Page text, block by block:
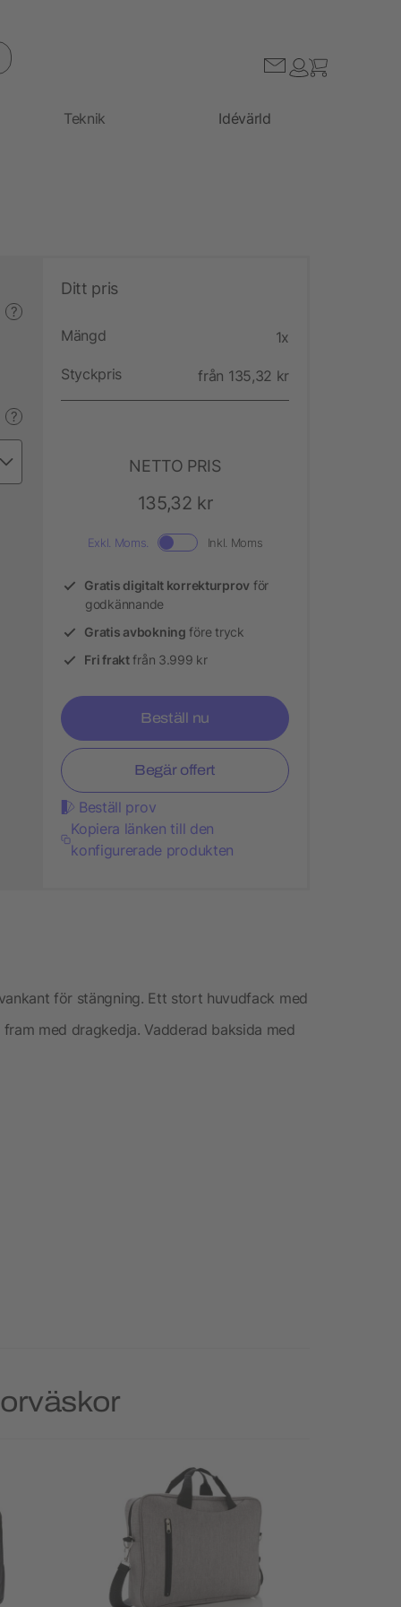
Teknik Idévärld
?
?
Ditt pris
Mängd 1x
Styckpris från 135,32 kr
NETTO PRIS
135,32 kr
Exkl. Moms. Inkl. Moms
Gratis digitalt korrekturprov för
godkännande
Gratis avbokning före tryck
Fri fraktfrån 3.999 kr
Beställ nu
Begär offert
Beställ prov
Kopiera länken till den
konfigurerade produkten
för stängning. Ett stort huvudfack med
med dragkedja. Vadderad baksida med